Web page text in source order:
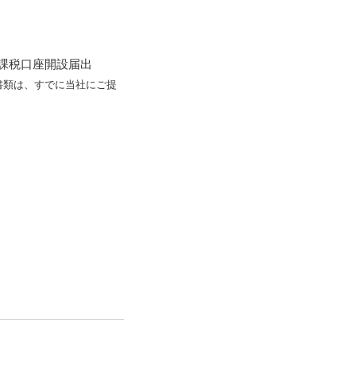
税口座開設届出
類は、すでに当社にご提